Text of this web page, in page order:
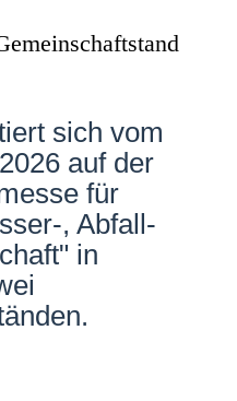
sich vom
auf der
für
, Abfall-
in